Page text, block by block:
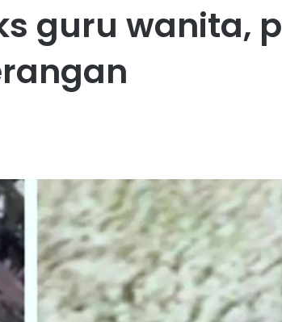
guru wanita,